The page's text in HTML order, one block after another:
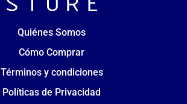
Quiénes Somos
Cómo Comprar
Términos y condiciones
Políticas de Privacidad